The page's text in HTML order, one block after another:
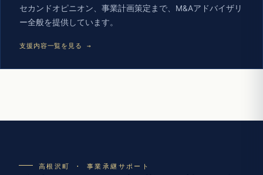
セカンドオピニオン、事業計画策定まで、M&Aアドバイザリ
ー全般を提供しています。
支援内容一覧を見る →
高根沢町 · 事業承継サポート